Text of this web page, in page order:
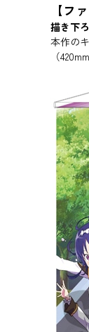
【フ
描き下
本作の
（